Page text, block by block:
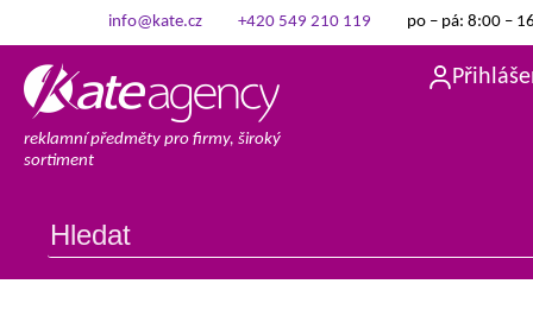
info@kate.cz +420 549 210 119 po – pá: 8:00 –
reklamní předměty pro firmy, široký
sortiment